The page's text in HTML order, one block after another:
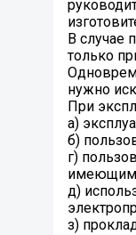
В случае
только
нужно
При
а)
б)
г)
д)
з)